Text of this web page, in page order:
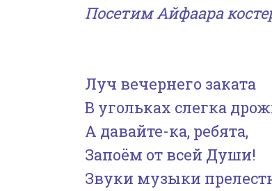
Посетим Айфаара
Луч вечернего заката
В угольках слегка
А давайте-ка, ребята,
Запоём от всей Души!
Звуки музыки